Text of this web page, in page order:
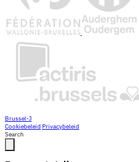
Brussel-J
Cookiebeleid Privacybeleid
Search